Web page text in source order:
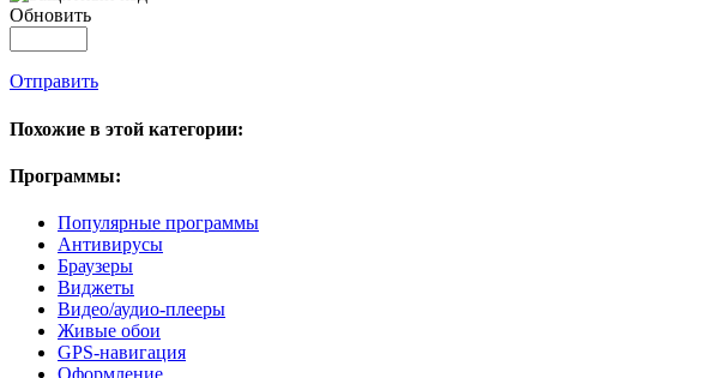
Обновить
Отправить
Похожие в этой категории:
Программы:
Популярные программы
Антивирусы
Браузеры
Виджеты
Видео/аудио-плееры
Живые обои
GPS-навигация